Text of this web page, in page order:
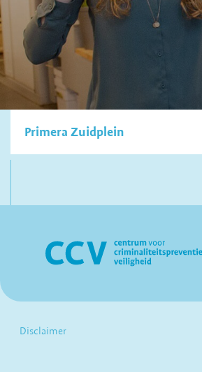
Primera Zuidplein
Disclaimer